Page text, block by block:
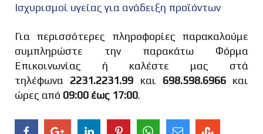
Ισχυρισμοί υγείας για ανάδειξη προϊόντων
Για περισσότερες πληροφορίες παρακαλούμε
συμπληρώστε την παρακάτω Φόρμα
Επικοινωνίας ή καλέστε μας στά
τηλέφωνα 2231.2231.99 και 698.598.6966και
ώρες από 09:00 έως 17:00.
Email *
Μήνυμα